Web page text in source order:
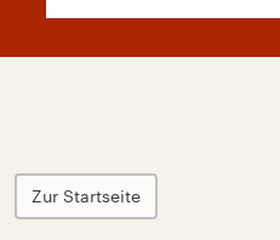
Zur Startseite